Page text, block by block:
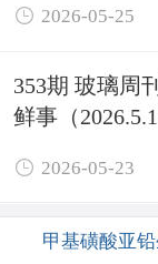
办
 2026-05-25
353期 玻璃周
鲜事（
 2026-05-23
甲基磺酸亚